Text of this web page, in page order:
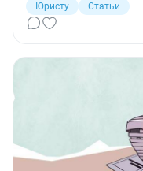
осуществляющего
таким типом аренды
Юристу
Статьи